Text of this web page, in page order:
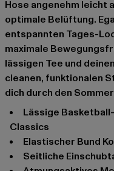
Hose angenehm leicht
optimale Belüftung.
entspannten Tages-
maximale
lässigen Tee und
cleanen, funktionalen
dich durch den
Lässige Basketball-Shorts für Herren von Urban
Classics
Elastischer Bund
Seitliche